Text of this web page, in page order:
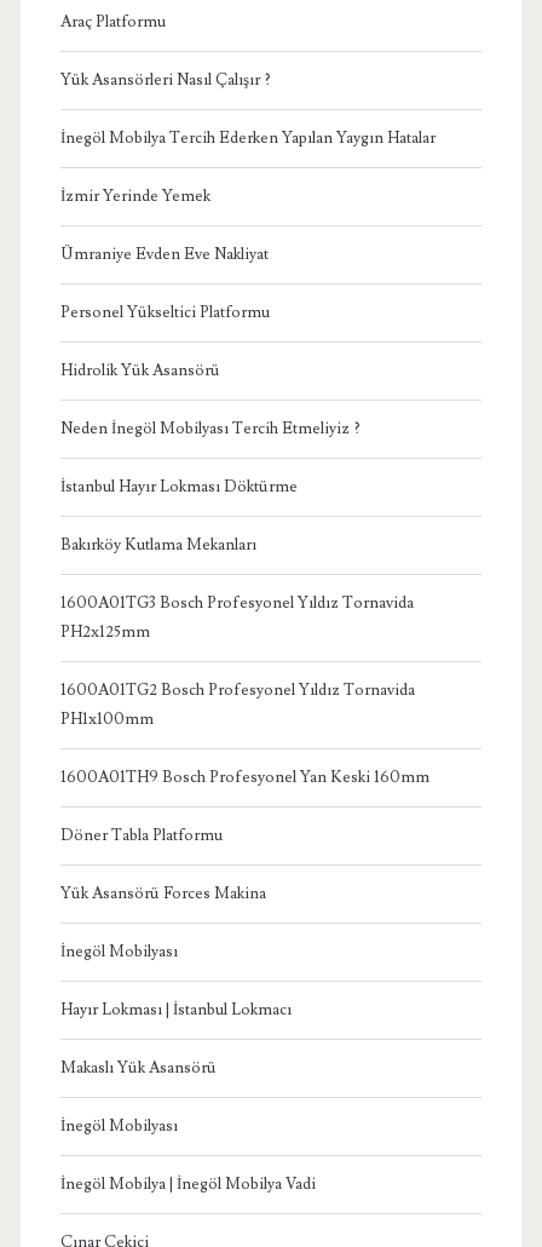
Araç Platformu
Yük Asansörleri Nasıl Çalışır ?
İnegöl Mobilya Tercih Ederken Yapılan Yaygın Hatalar
İzmir Yerinde Yemek
Ümraniye Evden Eve Nakliyat
Personel Yükseltici Platformu
Hidrolik Yük Asansörü
Neden İnegöl Mobilyası Tercih Etmeliyiz ?
İstanbul Hayır Lokması Döktürme
Bakırköy Kutlama Mekanları
1600A01TG3 Bosch Profesyonel Yıldız Tornavida
PH2x125mm
1600A01TG2 Bosch Profesyonel Yıldız Tornavida
PH1x100mm
1600A01TH9 Bosch Profesyonel Yan Keski 160mm
Döner Tabla Platformu
Yük Asansörü Forces Makina
İnegöl Mobilyası
Hayır Lokması | İstanbul Lokmacı
Makaslı Yük Asansörü
İnegöl Mobilyası
İnegöl Mobilya | İnegöl Mobilya Vadi
Çınar Çekici